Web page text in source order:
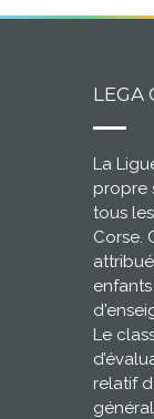
LEGA
La
propre
tous
Corse.
Le
relatif